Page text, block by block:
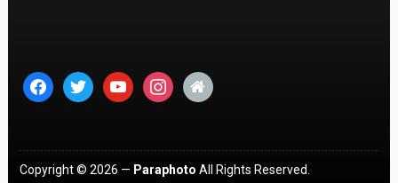
facebooktwitter youtubeinstagram
home
Copyright © 2026 — Paraphoto All Rights Reserved.